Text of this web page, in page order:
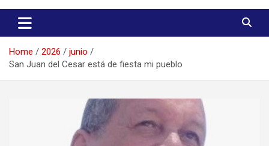
Gente Cultura y Pueblo
Home 2026
junio
San Juan del Cesar está de fiesta mi pueblo